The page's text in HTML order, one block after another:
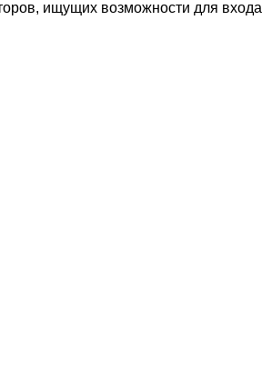
ищущих возможности для входа